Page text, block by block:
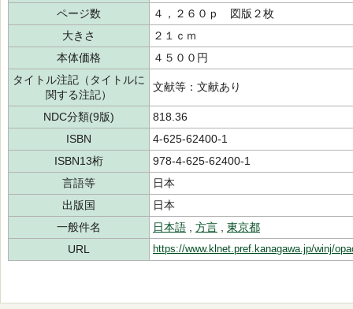
ページ数
４，２６０ｐ 図版２枚
大きさ
２１ｃｍ
本体価格
４５００円
タイトル注記（タイトルに
関する注記）
文献等：文献あり
NDC分類(9版)
818.36
ISBN
4-625-62400-1
ISBN13桁
978-4-625-62400-1
言語等
日本
出版国
日本
一般件名
日本語 方言
東京都
URL
https://www.klnet.pref.kanagawa.jp/winj/